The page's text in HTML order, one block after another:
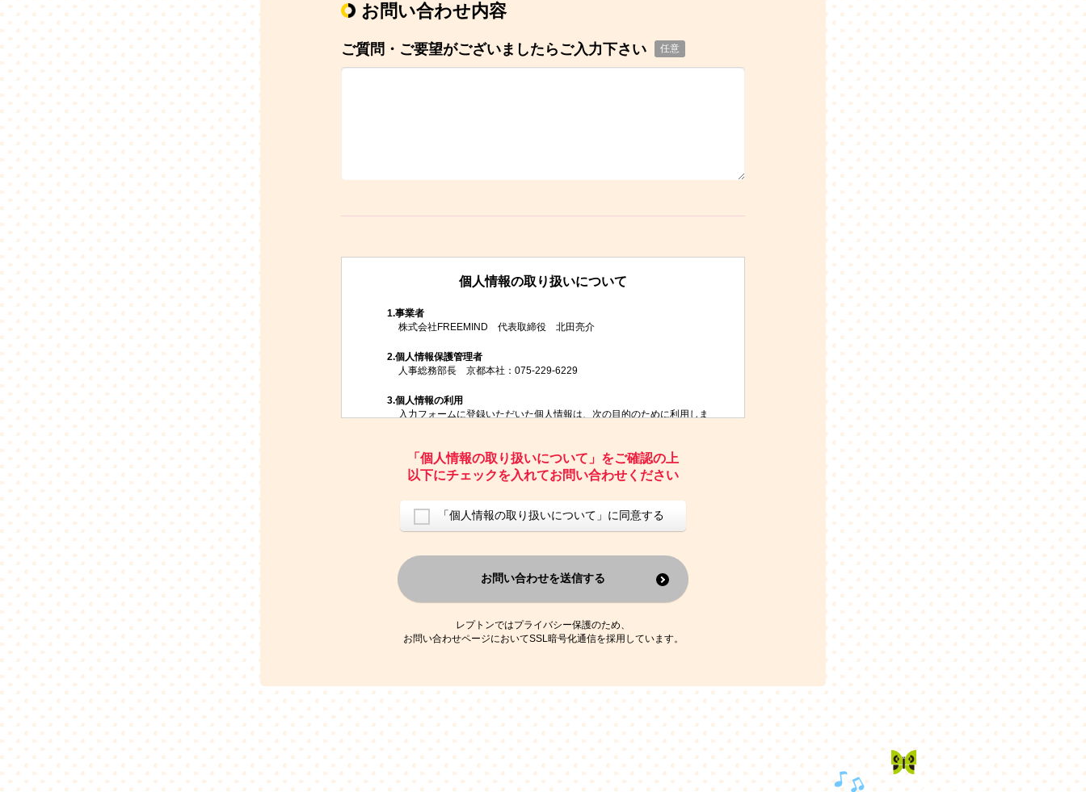
お問い合わせ内容
ご質問・ご要望がございましたらご入力下さい 任意
個人情報の取り扱いについて
1.事業者
株式会社FREEMIND 代表取締役 北田亮介
2.個人情報保護管理者
人事総務部長 京都本社：075-229-6229
3.個人情報の利用
入力フォームに登録いただいた個人情報は、次の目的のために利用しま
お問い合わせにお答えするため
レプトンのキャンペーンや新商品（新サービス）、新規開講教室等を
ご案内するため
ご利用者の個人情報を、本人が特定されないデータに不可逆変換した
上で、広告・宣伝・販売促進活動に役立てること
なお、この利用目的を超えた個人情報の取扱いは行いません。また、こ
れ以外の目的で個人情報を利用することはありません。
※当社の保有する個人情報と第三者広告配信事業者が保有する個人情報
を、本人が特定されないデータに不可逆変換した上で第三者広告配信事
業者においてマッチングを行い、その結果に基づいて広告を配信するこ
4.
個人情報の第三者への提供
当社は、次の場合を除き、ご本人の同意なしに個人情報を第三者に提供
することはありません。
ご本人の同意がある場合
法令に基づく場合
人の生命、身体または財産の保護のために必要がある場合であって、
本人の同意を得ることが困難である場合
「個人情報の取り扱いについて」をご確認の上
以下にチェックを入れてお問い合わせください
「個人情報の取り扱いについて」に同意する
お問い合わせを送信する
レプトンではプライバシー保護のため、
お問い合わせページにおいてSSL暗号化通信を採用しています。